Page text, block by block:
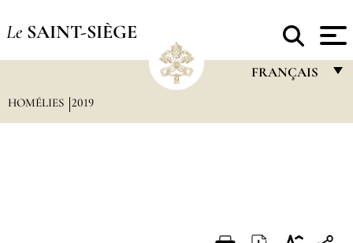
Le SAINT-SIÈGE
FRANÇAIS
HOMÉLIES 2019